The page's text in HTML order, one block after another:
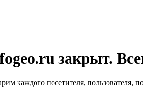
закрыт.
каждого посетителя, пользователя,